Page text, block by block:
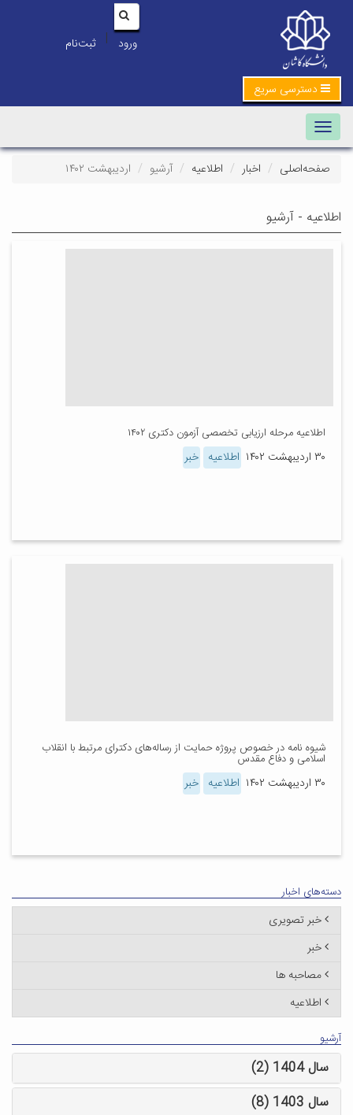
ورود | ثبت‌نام
دسترسی سریع
Toggle navigation
صفحه‌اصلی اخبار اطلاعیه آرشیو اردیبهشت ۱۴۰۲
اطلاعیه - آرشیو
اطلاعیه مرحله ارزیابی تخصصی آزمون دکتری ۱۴۰۲
۳۰ اردیبهشت ۱۴۰۲ اطلاعیه خبر
شیوه نامه در خصوص پروژه حمایت از رساله‌های دکترای مرتبط با انقلاب
اسلامی و دفاع مقدس
۳۰ اردیبهشت ۱۴۰۲ اطلاعیه خبر
دسته‌های اخبار
خبر تصویری
خبر
مصاحبه ها
اطلاعیه
آرشیو
سال 1404 (2)
سال 1403 (8)